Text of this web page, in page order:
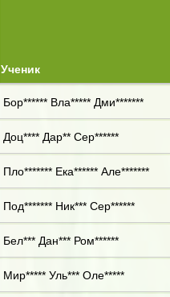
Ученик
Бор****** Вла***** Дми*******
Доц**** Дар** Сер******
Пло******* Ека****** Але*******
Под******* Ник*** Сер******
Бел*** Дан*** Ром******
Мир***** Уль*** Оле*****